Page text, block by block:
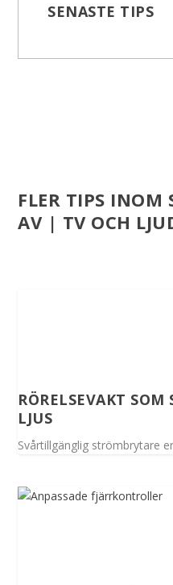
SENASTE TIPS
FLER TIPS INOM
AV | TV OCH
RÖRELSEVAKT SOM
LJUS
Svårtillgänglig strömbrytare